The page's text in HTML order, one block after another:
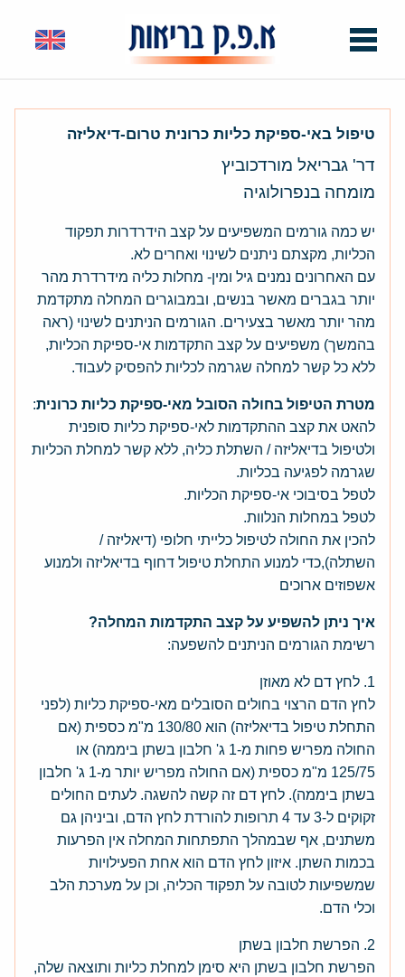
טיפול באי-ספיקת כליות כרונית טרום-דיאליזה
דר' גבריאל מורדכוביץ
מומחה בנפרולוגיה
יש כמה גורמים המשפיעים על קצב הידרדרות תפקוד
הכליות, מקצתם ניתנים לשינוי ואחרים לא.
עם האחרונים נמנים גיל ומין- מחלות כליה מידרדרת מהר
יותר בגברים מאשר בנשים, ובמבוגרים המחלה מתקדמת
מהר יותר מאשר בצעירים. הגורמים הניתנים לשינוי (ראה
בהמשך) משפיעים על קצב התקדמות אי-ספיקת הכליות,
ללא כל קשר למחלה שגרמה לכליות להפסיק לעבוד.
מטרת הטיפול בחולה הסובל מאי-ספיקת כליות כרונית:
להאט את קצב ההתקדמות לאי-ספיקת כליות סופנית
ולטיפול בדיאליזה / השתלת כליה, ללא קשר למחלת הכליות
שגרמה לפגיעה בכליות.
לטפל בסיבוכי אי-ספיקת הכליות.
לטפל במחלות הנלוות.
להכין את החולה לטיפול כלייתי חלופי (דיאליזה /
השתלה),כדי למנוע התחלת טיפול דחוף בדיאליזה ולמנוע
אשפוזים ארוכים
איך ניתן להשפיע על קצב התקדמות המחלה?
רשימת הגורמים הניתנים להשפעה:
1. לחץ דם לא מאוזן
לחץ הדם הרצוי בחולים הסובלים מאי-ספיקת כליות (לפני
התחלת טיפול בדיאליזה) הוא 130/80 מ"מ כספית (אם
החולה מפריש פחות מ-1 ג' חלבון בשתן ביממה) או
125/75 מ"מ כספית (אם החולה מפריש יותר מ-1 ג' חלבון
בשתן ביממה). לחץ דם זה קשה להשגה. לעתים החולים
זקוקים ל-3 עד 4 תרופות להורדת לחץ הדם, וביניהן גם
משתנים, אף שבמהלך התפתחות המחלה אין הפרעות
בכמות השתן. איזון לחץ הדם הוא אחת הפעילויות
שמשפיעות לטובה על תפקוד הכליה, וכן על מערכת הלב
וכלי הדם.
2. הפרשת חלבון בשתן
הפרשת חלבון בשתן היא סימן למחלת כליות ותוצאה שלה,